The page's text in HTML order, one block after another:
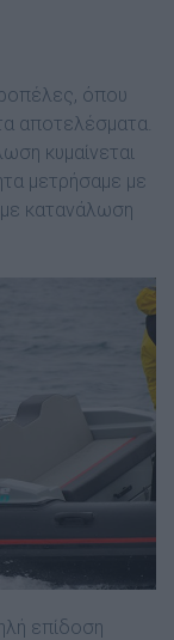
όπου
αποτελέσµατα.
κυµαίνεται
µετρήσαµε µε
κατανάλωση
επίδοση